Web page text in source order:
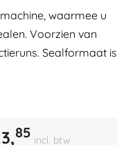
waarmee u
Voorzien van
Sealformaat is
85 incl. btw